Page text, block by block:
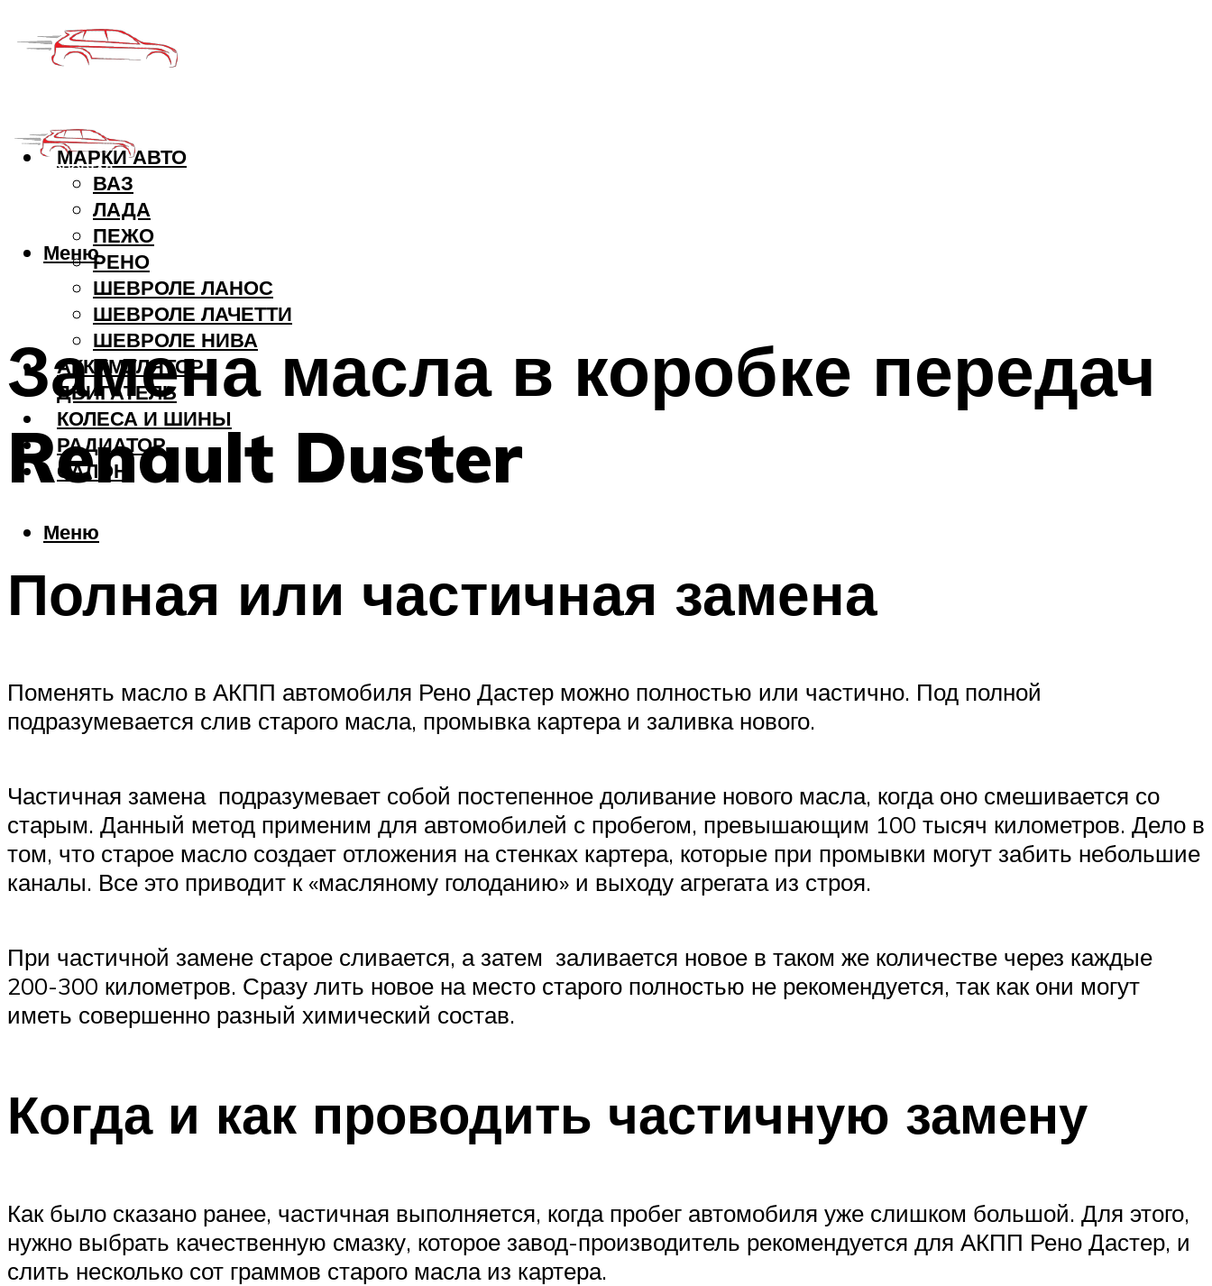
МАРКИ АВТО
ВАЗ
ЛАДА
ПЕЖО
РЕНО
ШЕВРОЛЕ ЛАНОС
ШЕВРОЛЕ ЛАЧЕТТИ
ШЕВРОЛЕ НИВА
АККУМУЛЯТОР
ДВИГАТЕЛЬ
КОЛЕСА И ШИНЫ
РАДИАТОР
САЛОН
Меню
Меню
Замена масла в коробке передач
Renault Duster
Полная или частичная замена
Поменять масло в АКПП автомобиля Рено Дастер можно полностью или частично. Под полной
подразумевается слив старого масла, промывка картера и заливка нового.
Частичная замена подразумевает собой постепенное доливание нового масла, когда оно смешивается со
старым. Данный метод применим для автомобилей с пробегом, превышающим 100 тысяч километров. Дело в
том, что старое масло создает отложения на стенках картера, которые при промывки могут забить небольшие
каналы. Все это приводит к «масляному голоданию» и выходу агрегата из строя.
При частичной замене старое сливается, а затем заливается новое в таком же количестве через каждые
200-300 километров. Сразу лить новое на место старого полностью не рекомендуется, так как они могут
иметь совершенно разный химический состав.
Когда и как проводить частичную замену
Как было сказано ранее, частичная выполняется, когда пробег автомобиля уже слишком большой. Для этого,
нужно выбрать качественную смазку, которое завод-производитель рекомендуется для АКПП Рено Дастер, и
слить несколько сот граммов старого масла из картера.